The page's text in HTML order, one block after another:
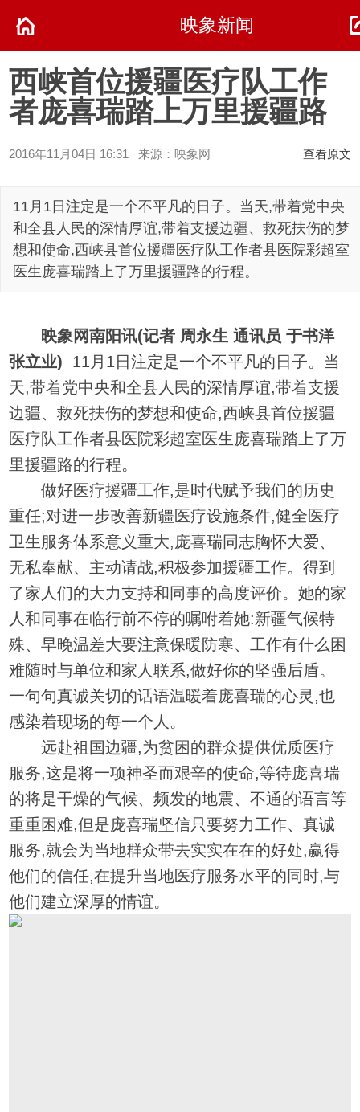
映象新闻
西峡首位援疆医疗队工作
者庞喜瑞踏上万里援疆路
2016年11月04日 16:31 来源：映象网 查看原文
11月1日注定是一个不平凡的日子。当天,带着党中央
和全县人民的深情厚谊,带着支援边疆、救死扶伤的梦
想和使命,西峡县首位援疆医疗队工作者县医院彩超室
医生庞喜瑞踏上了万里援疆路的行程。
映象网南阳讯(记者 周永生 通讯员 于书洋
张立业) 11月1日注定是一个不平凡的日子。当
天,带着党中央和全县人民的深情厚谊,带着支援
边疆、救死扶伤的梦想和使命,西峡县首位援疆
医疗队工作者县医院彩超室医生庞喜瑞踏上了万
里援疆路的行程。
做好医疗援疆工作,是时代赋予我们的历史
重任;对进一步改善新疆医疗设施条件,健全医疗
卫生服务体系意义重大,庞喜瑞同志胸怀大爱、
无私奉献、主动请战,积极参加援疆工作。得到
了家人们的大力支持和同事的高度评价。她的家
人和同事在临行前不停的嘱咐着她:新疆气候特
殊、早晚温差大要注意保暖防寒、工作有什么困
难随时与单位和家人联系,做好你的坚强后盾。
一句句真诚关切的话语温暖着庞喜瑞的心灵,也
感染着现场的每一个人。
远赴祖国边疆,为贫困的群众提供优质医疗
服务,这是将一项神圣而艰辛的使命,等待庞喜瑞
的将是干燥的气候、频发的地震、不通的语言等
重重困难,但是庞喜瑞坚信只要努力工作、真诚
服务,就会为当地群众带去实实在在的好处,赢得
他们的信任,在提升当地医疗服务水平的同时,与
他们建立深厚的情谊。